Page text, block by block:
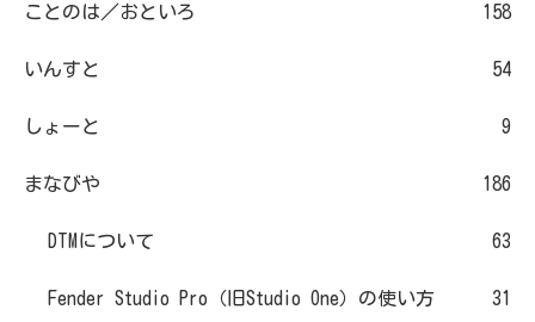
ことのは／おといろ 158
いんすと 54
しょーと 9
まなびや 186
DTMについて 63
Fender Studio Pro（旧Studio One）の使い方 31